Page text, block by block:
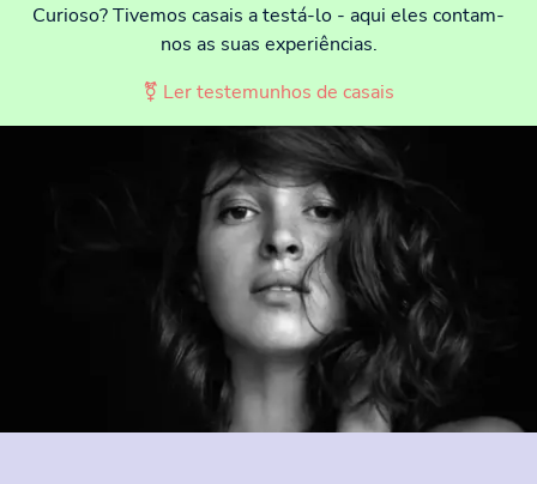
Curioso? Tivemos casais a testá-lo - aqui eles contam-
nos as suas experiências.
⚧ Ler testemunhos de casais